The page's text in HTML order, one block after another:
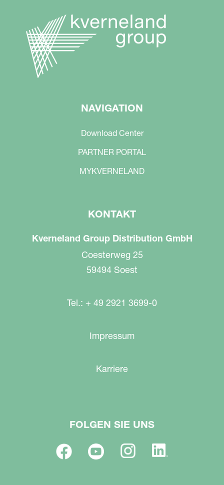
NAVIGATION
Download Center
PARTNER PORTAL
MYKVERNELAND
KONTAKT
Kverneland Group Distribution GmbH
Coesterweg 25
59494 Soest
Tel.: + 49 2921 3699-0
Impressum
Karriere
FOLGEN SIE UNS